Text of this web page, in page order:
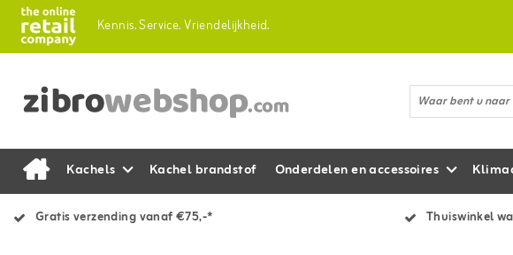
Kennis.Service.Vriendelijkheid.
Kachels Kachel brandstof Onderdelen en accessoires
Gratis verzending vanaf €75,-* Thuiswinkel